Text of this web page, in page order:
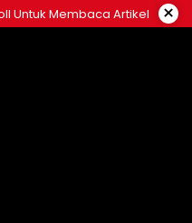
Untuk Membaca Artikel ×